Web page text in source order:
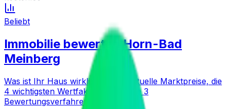
Beliebt
Immobilie bewerten Horn-Bad
Meinberg
Was ist Ihr Haus wirklich wert? Aktuelle Marktpreise, die
4 wichtigsten Wertfaktoren und alle 3
Bewertungsverfahren erklärt.